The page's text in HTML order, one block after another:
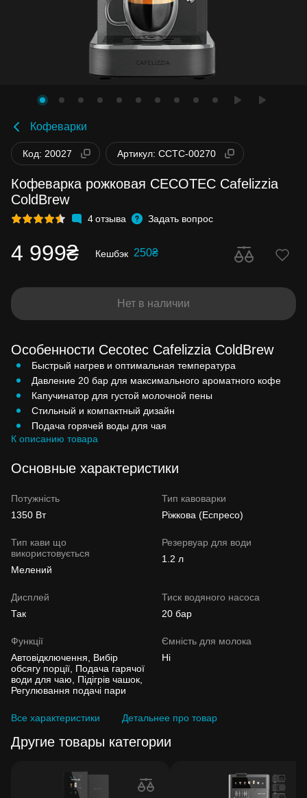
Кофеварки
Код: 20027 Артикул: CCTC-00270
Кофеварка рожковая CECOTEC Cafelizzia
ColdBrew
4отзыва Задать вопрос
4 999₴ Кешбэк 250₴
Нет в наличии
Особенности Cecotec Cafelizzia ColdBrew
Быстрый нагрев и оптимальная температура
Давление 20 бар для максимального ароматного кофе
Капучинатор для густой молочной пены
Стильный и компактный дизайн
Подача горячей воды для чая
К описанию товара
Основные характеристики
Потужність
1350 Вт
Тип кавоварки
Ріжкова (Еспресо)
Тип кави що
використовується
Мелений
Резервуар для води
1.2 л
Дисплей
Так
Тиск водяного насоса
20 бар
Функції
Автовідключення, Вибір
обсягу порції, Подача гарячої
води для чаю, Підігрів чашок,
Регулювання подачі пари
Ємність для молока
Ні
Все характеристики Детальнее про товар
Другие товары категории